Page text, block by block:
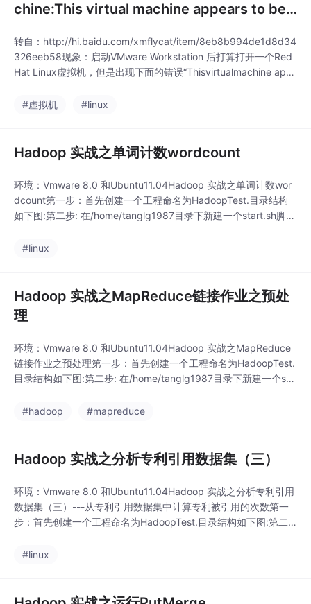
chine:This virtual machine appears to be i
转自：http://hi.baidu.com/xmflycat/item/8eb8b994de1d8d34
326eeb58现象：启动VMware Workstation 后打算打开一个Red
Hat Linux虚拟机，但是出现下面的错误“Thisvirtualmachine app
决：Lin
#虚拟机 #linux
Hadoop 实战之单词计数wordcount
环境：Vmware 8.0 和Ubuntu11.04Hadoop 实战之单词计数wor
dcount第一步：首先创建一个工程命名为HadoopTest.目录结构
如下图:第二步: 在/home/tanglg1987目录下新建一个start.sh脚本
式化namenode，代码如下：sudo rm -rf /tmp/*
#linux
Hadoop 实战之MapReduce链接作业之预处
理
环境：Vmware 8.0 和Ubuntu11.04Hadoop 实战之MapReduce
链接作业之预处理第一步：首先创建一个工程命名为HadoopTest.
目录结构如下图:第二步: 在/home/tanglg1987目录下新建一个sta
件，重新格式化namenode，代码如下：sudo
#hadoop #mapreduce
Hadoop 实战之分析专利引用数据集（三）
环境：Vmware 8.0 和Ubuntu11.04Hadoop 实战之分析专利引用
数据集（三）---从专利引用数据集中计算专利被引用的次数第一
步：首先创建一个工程命名为HadoopTest.目录结构如下图:第二
启动虚拟机都要删除/tmp目录下的全部文件，重新格式化nameno
#linux